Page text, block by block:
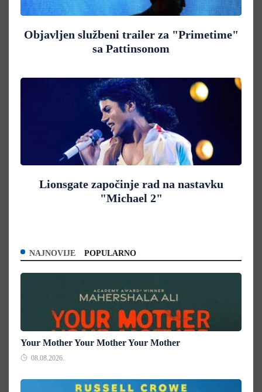
Objavljen službeni trailer za "Primetime"
sa Pattinsonom
Lionsgate započinje rad na nastavku
"Michael 2"
NAJNOVIJE POPULARNO
Your Mother Your Mother Your Mother
08.08.2026.